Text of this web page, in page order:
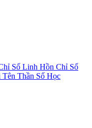
Số Linh Hồn Chỉ Số
Thần Số Học